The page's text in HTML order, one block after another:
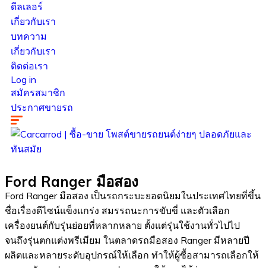
ดีลเลอร์
เกี่ยวกับเรา
บทความ
เกี่ยวกับเรา
ติดต่อเรา
Log in
สมัครสมาชิก
ประกาศขายรถ
Ford Ranger มือสอง
Ford Ranger มือสอง เป็นรถกระบะยอดนิยมในประเทศไทยที่ขึ้น
ชื่อเรื่องดีไซน์แข็งแกร่ง สมรรถนะการขับขี่ และตัวเลือก
เครื่องยนต์กับรุ่นย่อยที่หลากหลาย ตั้งแต่รุ่นใช้งานทั่วไปไป
จนถึงรุ่นตกแต่งพรีเมียม ในตลาดรถมือสอง Ranger มีหลายปี
ผลิตและหลายระดับอุปกรณ์ให้เลือก ทำให้ผู้ซื้อสามารถเลือกให้